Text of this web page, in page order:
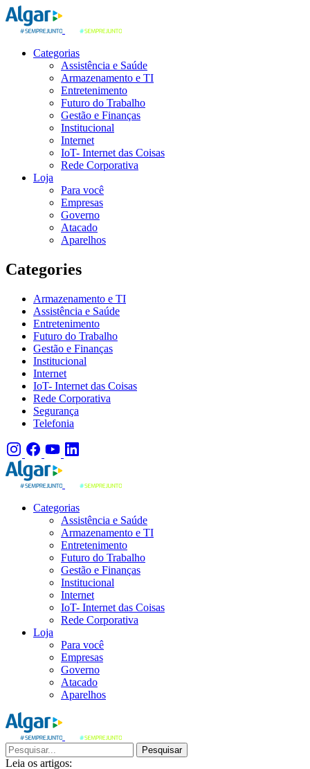
Categorias
Assistência e Saúde
Armazenamento e TI
Entretenimento
Futuro do Trabalho
Gestão e Finanças
Institucional
Internet
IoT- Internet das Coisas
Rede Corporativa
Loja
Para você
Empresas
Governo
Atacado
Aparelhos
Categories
Armazenamento e TI
Assistência e Saúde
Entretenimento
Futuro do Trabalho
Gestão e Finanças
Institucional
Internet
IoT- Internet das Coisas
Rede Corporativa
Segurança
Telefonia
Categorias
Assistência e Saúde
Armazenamento e TI
Entretenimento
Futuro do Trabalho
Gestão e Finanças
Institucional
Internet
IoT- Internet das Coisas
Rede Corporativa
Loja
Para você
Empresas
Governo
Atacado
Aparelhos
Pesquisar
Leia os artigos: